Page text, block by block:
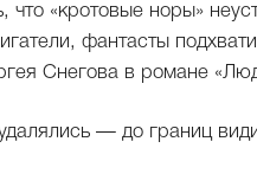
что «кротовые норы»
фантасты
Снегова в романе
— до границ